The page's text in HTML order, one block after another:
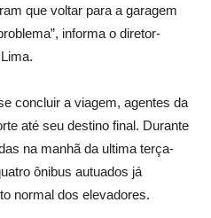
que voltar para a garagem
informa o diretor-
concluir a viagem, agentes da
até seu destino final. Durante
na manhã da ultima terça-
ônibus autuados já
normal dos elevadores.